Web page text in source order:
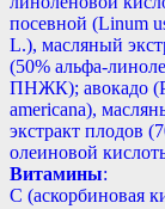
посевной (Linum
L.), масляный
(50% альфа-
ПНЖК); авокадо
americana),
экстракт плодов
олеиновой
Витамины:
С (аскорбиновая